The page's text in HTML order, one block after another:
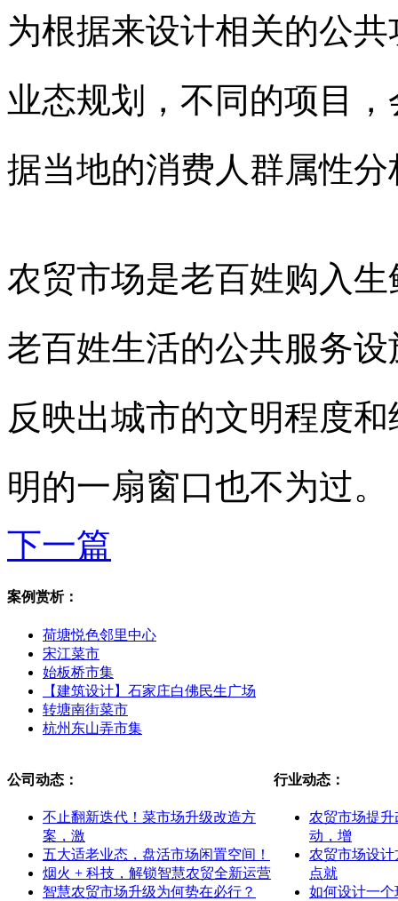
为根据来设计相关的公
业态规划，不同的项目
据当地的消费人群属性
农贸市场是老百姓购入
老百姓生活的公共服务
反映出城市的文明程度
明的一扇窗口也不为过。
下一篇
案例赏析：
荷塘悦色邻里中心
宋江菜市
始板桥市集
【建筑设计】石家庄白佛民生广场
转塘南街菜市
杭州东山弄市集
公司动态：
不止翻新迭代！菜市场升级改造方
案，激
五大适老业态，盘活市场闲置空间！
烟火 + 科技，解锁智慧农贸全新运营
智慧农贸市场升级为何势在必行？
行业动态：
农贸市场提
动，增
农贸市场设
点就
如何设计一